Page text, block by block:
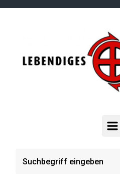
Zum Hauptinhalt springen